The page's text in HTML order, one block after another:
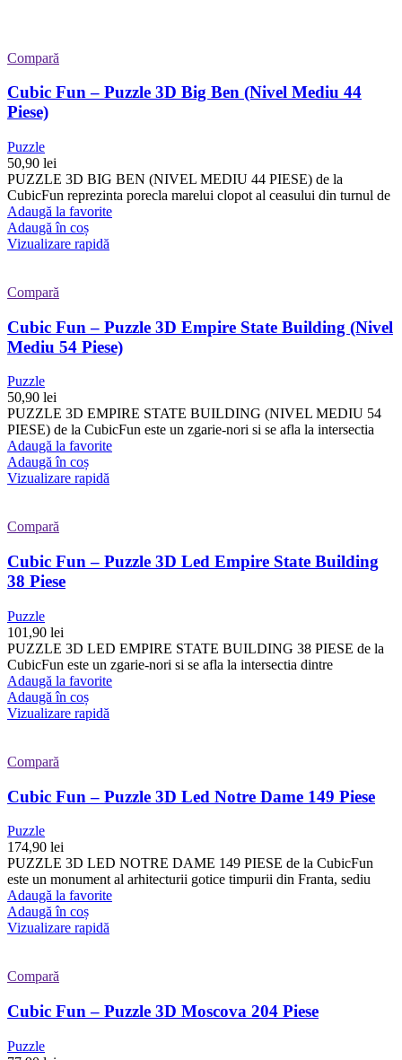
Compară
Cubic Fun – Puzzle 3D Big Ben (Nivel Mediu 44
Piese)
Puzzle
50,90 lei
PUZZLE 3D BIG BEN (NIVEL MEDIU 44 PIESE) de la
CubicFun reprezinta porecla marelui clopot al ceasului din turnul de
Adaugă la favorite
Adaugă în coș
Vizualizare rapidă
Compară
Cubic Fun – Puzzle 3D Empire State Building (Nivel
Mediu 54 Piese)
Puzzle
50,90 lei
PUZZLE 3D EMPIRE STATE BUILDING (NIVEL MEDIU 54
PIESE) de la CubicFun este un zgarie-nori si se afla la intersectia
Adaugă la favorite
Adaugă în coș
Vizualizare rapidă
Compară
Cubic Fun – Puzzle 3D Led Empire State Building
38 Piese
Puzzle
101,90 lei
PUZZLE 3D LED EMPIRE STATE BUILDING 38 PIESE de la
CubicFun este un zgarie-nori si se afla la intersectia dintre
Adaugă la favorite
Adaugă în coș
Vizualizare rapidă
Compară
Cubic Fun – Puzzle 3D Led Notre Dame 149 Piese
Puzzle
174,90 lei
PUZZLE 3D LED NOTRE DAME 149 PIESE de la CubicFun
este un monument al arhitecturii gotice timpurii din Franta, sediu
Adaugă la favorite
Adaugă în coș
Vizualizare rapidă
Compară
Cubic Fun – Puzzle 3D Moscova 204 Piese
Puzzle